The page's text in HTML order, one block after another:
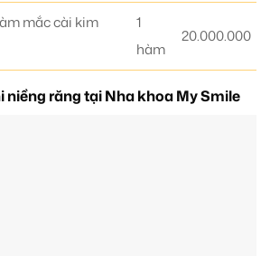
mắc cài kim
1
hàm
20.000.000
răng tại Nha khoa My Smile